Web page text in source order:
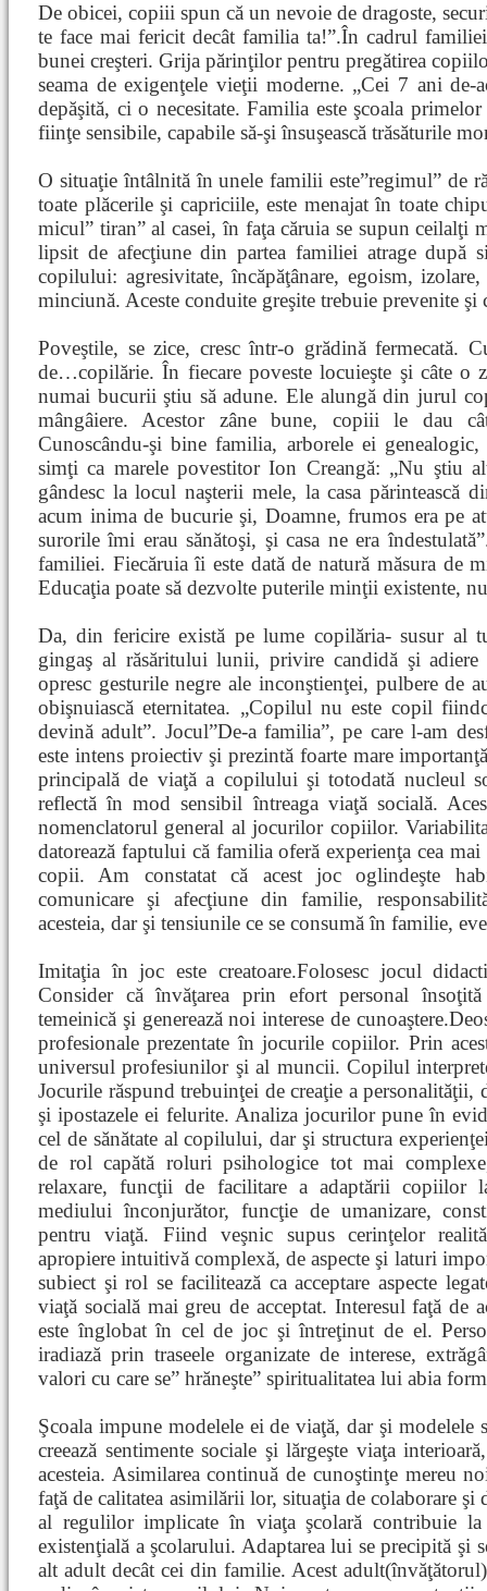
De obicei, copiii spun că un nevoie de dragoste,
te face mai fericit decât familia ta!”.În cadrul
bunei creşteri. Grija părinţilor pentru pregătirea
seama de exigenţele vieţii moderne. „Cei 7 ani de-
depăşită, ci o necesitate. Familia este şcoala
fiinţe sensibile, capabile să-şi însuşească trăsăturile
O situaţie întâlnită în unele familii este”regimul” de
toate plăcerile şi capriciile, este menajat în toate
micul” tiran” al casei, în faţa căruia se supun ceilalţi
lipsit de afecţiune din partea familiei atrage după
copilului: agresivitate, încăpăţânare, egoism,
minciună. Aceste conduite greşite trebuie prevenite şi
Poveştile, se zice, cresc într-o grădină fermecată.
de…copilărie. În fiecare poveste locuieşte şi câte o
numai bucurii ştiu să adune. Ele alungă din jurul
mângâiere. Acestor zâne bune, copiii le dau
Cunoscându-şi bine familia, arborele ei
simţi ca marele povestitor Ion Creangă: „Nu ştiu
gândesc la locul naşterii mele, la casa părintească
acum inima de bucurie şi, Doamne, frumos era pe
surorile îmi erau sănătoşi, şi casa ne era
familiei. Fiecăruia îi este dată de natură măsura de
Educaţia poate să dezvolte puterile minţii existente,
Da, din fericire există pe lume copilăria- susur al
gingaş al răsăritului lunii, privire candidă şi
opresc gesturile negre ale inconştienţei, pulbere de
obişnuiască eternitatea. „Copilul nu este copil
devină adult”. Jocul”De-a familia”, pe care l-am
este intens proiectiv şi prezintă foarte mare
principală de viaţă a copilului şi totodată nucleul
reflectă în mod sensibil întreaga viaţă socială.
nomenclatorul general al jocurilor copiilor.
datorează faptului că familia oferă experienţa cea
copii. Am constatat că acest joc oglindeşte
comunicare şi afecţiune din familie,
acesteia, dar şi tensiunile ce se consumă în familie,
Imitaţia în joc este creatoare.Folosesc jocul
Consider că învăţarea prin efort personal
temeinică şi generează noi interese de
profesionale prezentate în jocurile copiilor. Prin
universul profesiunilor şi al muncii. Copilul
Jocurile răspund trebuinţei de creaţie a
şi ipostazele ei felurite. Analiza jocurilor pune în
cel de sănătate al copilului, dar şi structura
de rol capătă roluri psihologice tot mai
relaxare, funcţii de facilitare a adaptării copiilor
mediului înconjurător, funcţie de umanizare,
pentru viaţă. Fiind veşnic supus cerinţelor
apropiere intuitivă complexă, de aspecte şi laturi
subiect şi rol se facilitează ca acceptare aspecte
viaţă socială mai greu de acceptat. Interesul faţă de
este înglobat în cel de joc şi întreţinut de el.
iradiază prin traseele organizate de interese,
valori cu care se” hrăneşte” spiritualitatea lui abia
Şcoala impune modelele ei de viaţă, dar şi modelele
creează sentimente sociale şi lărgeşte viaţa
acesteia. Asimilarea continuă de cunoştinţe mereu
faţă de calitatea asimilării lor, situaţia de colaborare şi
al regulilor implicate în viaţa şcolară contribuie
existenţială a şcolarului. Adaptarea lui se precipită şi
alt adult decât cei din familie. Acest